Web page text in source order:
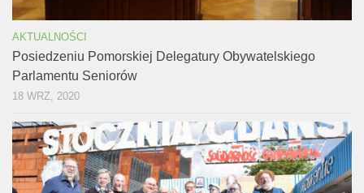
AKTUALNOŚCI
Posiedzeniu Pomorskiej Delegatury Obywatelskiego
Parlamentu Seniorów
18 WRZ, 2020